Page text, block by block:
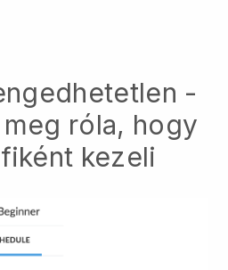
-
róla, hogy
kezeli